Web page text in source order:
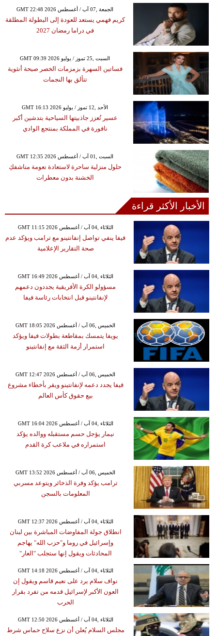
GMT 22:48 2026 الجمعة ,07 آب / أغسطس
كريم فهمي يستعد للعودة إلى البطولة المطلقة
في دراما رمضان 2027
GMT 09:39 2026 السبت ,25 تموز / يوليو
فساتين السهرة بزمزمات الخصر صيحة أنثوية
تتألق بها النجمات
GMT 16:13 2026 الأحد ,12 تموز / يوليو
عسير تُعزز جاذبيتها السياحية بتدشين أكبر
نافورة في المملكة بمنتجع الوادي
GMT 12:35 2026 السبت ,01 آب / أغسطس
حلول منزلية ساحرة لاستعادة نعومة مناشفكِ
الخشنة بدون معطرات
الأخبار الأكثر قراءة
GMT 11:15 2026 الثلاثاء ,04 آب / أغسطس
فيفا ينفي تواصل إنفانتينو مع ترامب ويؤكد عدم
صحة التقارير الإعلامية
GMT 16:49 2026 الثلاثاء ,04 آب / أغسطس
مسؤولو الكرة الأفريقية يجددون دعمهم
لإنفانتينو قبل انتخابات رئاسة فيفا
GMT 18:05 2026 الخميس ,06 آب / أغسطس
يويفا يتمسك بمقاطعة بطولات فيفا ويؤكد
استمرار أزمة الثقة مع إنفانتينو
GMT 12:47 2026 الخميس ,06 آب / أغسطس
فيفا يجدد دعمه لإنفانتينو ويقر بأخطاء مشروع
بيع حقوق كأس العالم
GMT 16:04 2026 الثلاثاء ,04 آب / أغسطس
نيمار يؤجل حسم مستقبله ووالده يؤكد
استمراره في ملاعب كرة القدم
GMT 13:52 2026 الخميس ,06 آب / أغسطس
ترامب يؤكد وفرة الذخائر ويتوعد مسربي
المعلومات بالسجن
GMT 12:37 2026 الثلاثاء ,04 آب / أغسطس
انطلاق جولة المفاوضات المباشرة بين لبنان
وإسرائيل في روما و"حزب الله" يهاجم
المحادثات ويقول إنها ستجلب "العار"
GMT 14:18 2026 الثلاثاء ,04 آب / أغسطس
نواف سلام يرد على نعيم قاسم ويقول إن
العون الأكبر لإسرائيل قدمه من تفرد بقرار
الحرب
GMT 12:50 2026 الثلاثاء ,04 آب / أغسطس
مجلس السلام يُعلن أن نزع سلاح حماس شرط